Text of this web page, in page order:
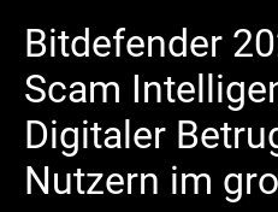
Bitdefender
Scam
Digitaler
Nutzern im